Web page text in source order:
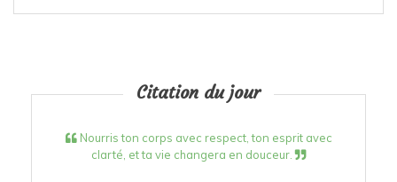
Citation du jour
Nourris ton corps avec respect, ton esprit avec
clarté, et ta vie changera en douceur.